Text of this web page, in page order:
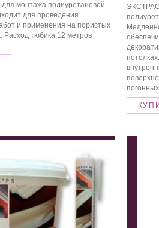
для монтажа полиуретановой
для проведения
и применения на пористых
Расход тюбика 12 метров